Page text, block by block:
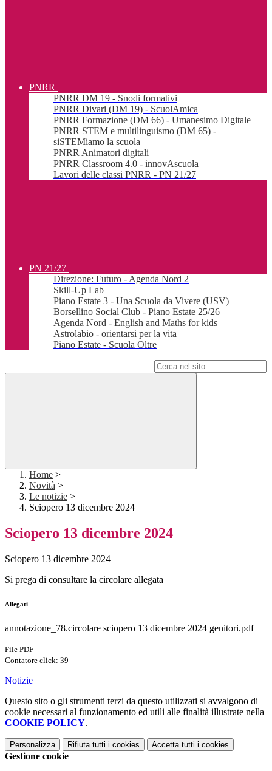
PNRR
PNRR DM 19 - Snodi formativi
PNRR Divari (DM 19) - ScuolAmica
PNRR Formazione (DM 66) - Umanesimo Digitale
PNRR STEM e multilinguismo (DM 65) -
siSTEMiamo la scuola
PNRR Animatori digitali
PNRR Classroom 4.0 - innovAscuola
Lavori delle classi PNRR - PN 21/27
PN 21/27
Direzione: Futuro - Agenda Nord 2
Skill-Up Lab
Piano Estate 3 - Una Scuola da Vivere (USV)
Borsellino Social Club - Piano Estate 25/26
Agenda Nord - English and Maths for kids
Astrolabio - orientarsi per la vita
Piano Estate - Scuola Oltre
Home >
Novità >
Le notizie >
Sciopero 13 dicembre 2024
Sciopero 13 dicembre 2024
Sciopero 13 dicembre 2024
Si prega di consultare la circolare allegata
Allegati
annotazione_78.circolare sciopero 13 dicembre 2024 genitori.pdf
File PDF
Contatore click: 39
Notizie
Questo sito o gli strumenti terzi da questo utilizzati si avvalgono di
cookie necessari al funzionamento ed utili alle finalità illustrate nella
COOKIE POLICY.
Personalizza Rifiuta tutti i cookies Accetta tutti i cookies
Gestione cookie